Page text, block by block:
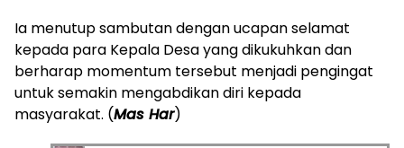
Ia menutup sambutan dengan ucapan selamat
kepada para Kepala Desa yang dikukuhkan dan
berharap momentum tersebut menjadi pengingat
untuk semakin mengabdikan diri kepada
masyarakat. (Mas Har)